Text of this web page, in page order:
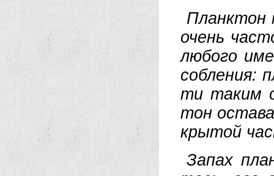
Планк­тон
очень
лю­бо­го
соб­ле­ния:
ти та­ким
тон
кры­той
За­пах